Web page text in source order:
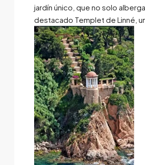
jardín único, que no solo
destacado Templet de Linné,